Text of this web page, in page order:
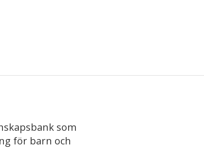
som
för barn och